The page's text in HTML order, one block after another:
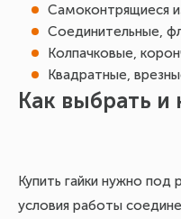
Самоконтрящиеся
Соединительные,
Колпачковые,
Квадратные,
Как выбрать и
Купить гайки нужно под
условия работы